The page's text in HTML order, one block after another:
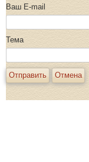
Ваш E-mail
Тема
Отправить Отмена